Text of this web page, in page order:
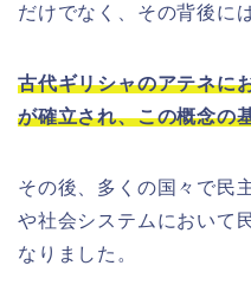
だけでなく、その背後に
古代ギリシャのアテネに
が確立され、この概念の
その後、多くの国々で民
や社会システムにおいて
なりました。